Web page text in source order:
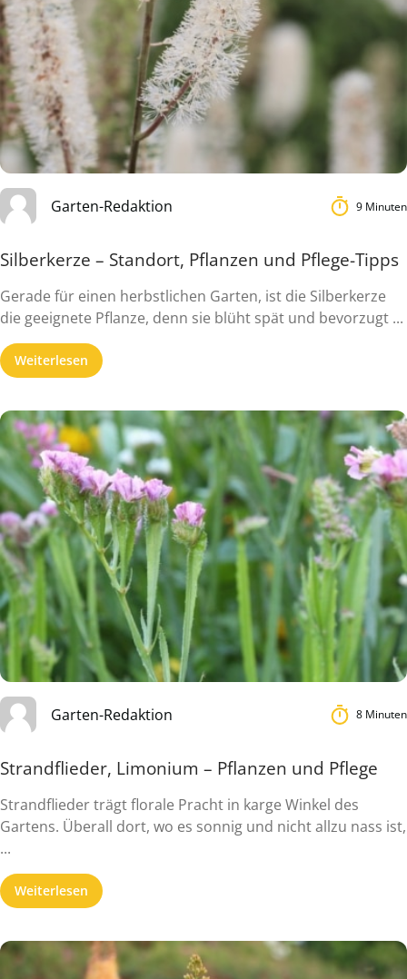
Garten-Redaktion 9 Minuten
Silberkerze – Standort, Pflanzen und Pflege-Tipps
Gerade für einen herbstlichen Garten, ist die Silberkerze
die geeignete Pflanze, denn sie blüht spät und bevorzugt ...
Weiterlesen
Garten-Redaktion 8 Minuten
Strandflieder, Limonium – Pflanzen und Pflege
Strandflieder trägt florale Pracht in karge Winkel des
Gartens. Überall dort, wo es sonnig und nicht allzu nass ist,
...
Weiterlesen